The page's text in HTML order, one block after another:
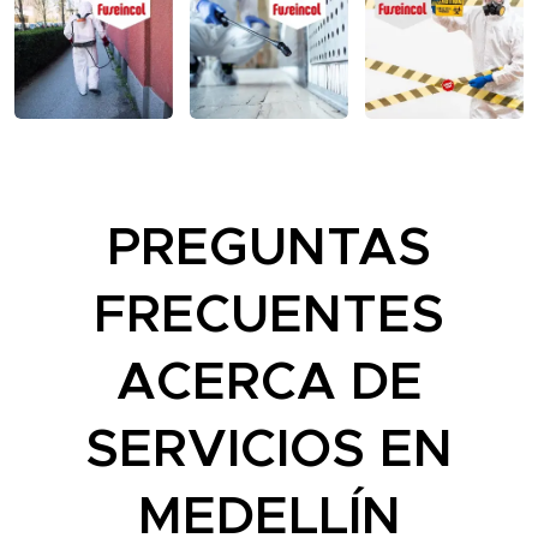
PREGUNTAS
FRECUENTES
ACERCA DE
SERVICIOS EN
MEDELLÍN